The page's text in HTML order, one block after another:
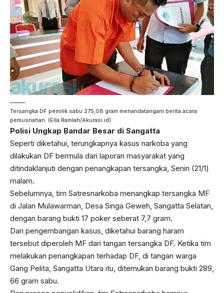
Tersangka DF pemilik sabu 275,08 gram menandatangani berita acara
pemusnahan. (Ella Ramlah/Akurasi.id)
Polisi Ungkap Bandar Besar di Sangatta
Seperti diketahui, terungkapnya kasus narkoba yang
dilakukan DF bermula dari laporan masyarakat yang
ditindaklanjuti dengan penangkapan tersangka, Senin (21/1)
malam.
Sebelumnya, tim Satresnarkoba menangkap tersangka MF
di Jalan Mulawarman, Desa Singa Geweh, Sangatta Selatan,
dengan barang bukti 17 poker seberat 7,7 gram.
Dari pengembangan kasus, diketahui barang haram
tersebut diperoleh MF dari tangan tersangka DF. Ketika tim
melakukan penangkapan terhadap DF, di tangan warga
Gang Pelita, Sangatta Utara itu, ditemukan barang bukti 289,
66 gram sabu.